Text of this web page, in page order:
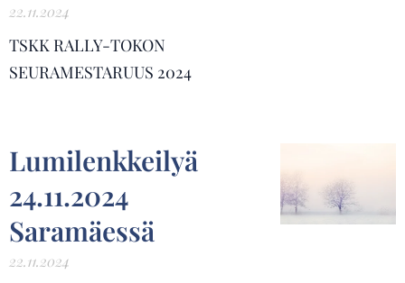
22.11.2024
TSKK RALLY-TOKON
SEURAMESTARUUS 2024
Lumilenkkeilyä
24.11.2024
Saramäessä
22.11.2024